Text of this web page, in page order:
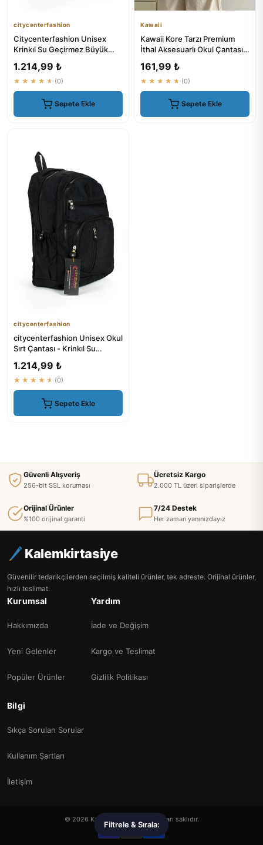
citycenterfashion
Citycenterfashion Unisex
Krinkıl Su Geçirmez Büyük
1.214,99 ₺
★★★★★ (0)
Sepete Ekle
Kawaii
Kawaii Kore Tarzı Premium
İthal Aksesuarlı Okul Çantası
161,99 ₺
★★★★★ (0)
Sepete Ekle
citycenterfashion
citycenterfashion Unisex Okul
Sırt Çantası - Krinkıl Su
1.214,99 ₺
★★★★★ (0)
Sepete Ekle
Filtrele & Sırala:
Güvenli Alışveriş
256-bit SSL koruması
Ücretsiz Kargo
2.000 TL üzeri siparişlerde
Orijinal Ürünler
%100 orijinal garanti
7/24 Destek
Her zaman yanınızdayız
Kalemkirtasiye
Güvenilir tedarikçilerden seçilmiş kaliteli ürünler, tek adreste. Orijinal ürünler,
hızlı teslimat.
Kurumsal
Hakkımızda
Yeni Gelenler
Popüler Ürünler
Yardım
İade ve Değişim
Kargo ve Teslimat
Gizlilik Politikası
Bilgi
Sıkça Sorulan Sorular
Kullanım Şartları
İletişim
© 2026 Kalemkirtasiye. Tüm hakları saklıdır.